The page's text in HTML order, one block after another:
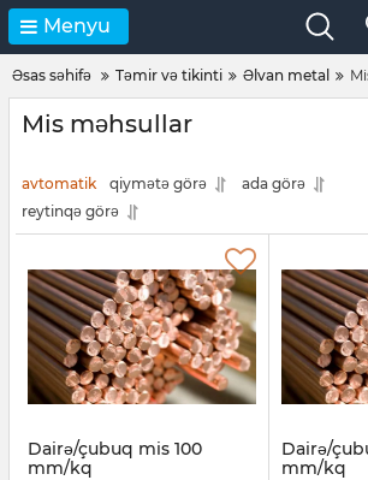
Menyu
Əsas səhifə Təmir və tikinti Əlvan metal
Mis məhsullar
avtomatik qiymətə görə
ada görə
reytinqə görə
Dairə/çubuq mis 100
mm/kq
Dairə/
mm/kq